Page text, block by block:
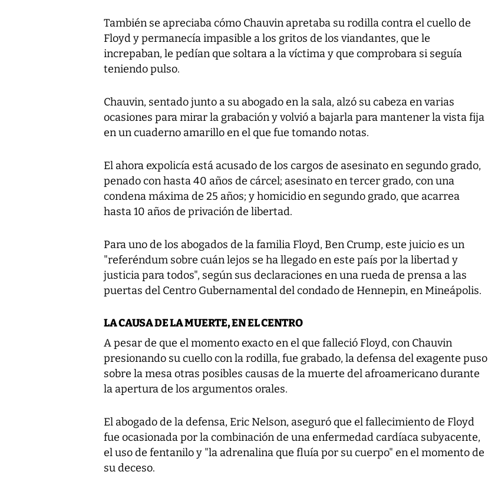
También se apreciaba cómo Chauvin apretaba su rodilla contra el cuello de
Floyd y permanecía impasible a los gritos de los viandantes, que le
increpaban, le pedían que soltara a la víctima y que comprobara si seguía
teniendo pulso.
Chauvin, sentado junto a su abogado en la sala, alzó su cabeza en varias
ocasiones para mirar la grabación y volvió a bajarla para mantener la vista fija
en un cuaderno amarillo en el que fue tomando notas.
El ahora expolicía está acusado de los cargos de asesinato en segundo grado,
penado con hasta 40 años de cárcel; asesinato en tercer grado, con una
condena máxima de 25 años; y homicidio en segundo grado, que acarrea
hasta 10 años de privación de libertad.
Para uno de los abogados de la familia Floyd, Ben Crump, este juicio es un
"referéndum sobre cuán lejos se ha llegado en este país por la libertad y
justicia para todos", según sus declaraciones en una rueda de prensa a las
puertas del Centro Gubernamental del condado de Hennepin, en Mineápolis.
LA CAUSA DE LA MUERTE, EN EL CENTRO
A pesar de que el momento exacto en el que falleció Floyd, con Chauvin
presionando su cuello con la rodilla, fue grabado, la defensa del exagente puso
sobre la mesa otras posibles causas de la muerte del afroamericano durante
la apertura de los argumentos orales.
El abogado de la defensa, Eric Nelson, aseguró que el fallecimiento de Floyd
fue ocasionada por la combinación de una enfermedad cardíaca subyacente,
el uso de fentanilo y "la adrenalina que fluía por su cuerpo" en el momento de
su deceso.